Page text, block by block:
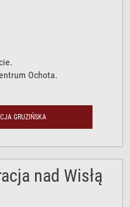
Ochota.
GRUZIŃSKA
nad Wisłą